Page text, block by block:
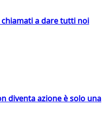
a dare tutti noi
diventa azione è solo una